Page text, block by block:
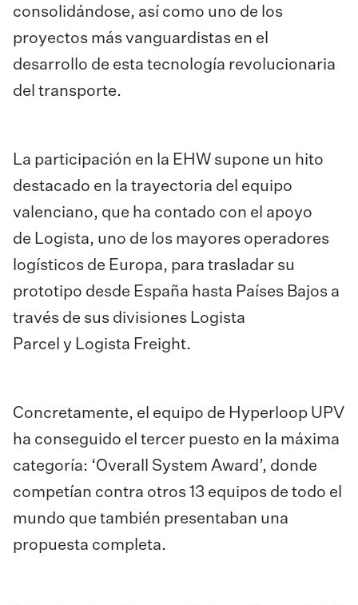
consolidándose, así como uno de los
proyectos más vanguardistas en el
desarrollo de esta tecnología revolucionaria
del transporte.
La participación en la EHW supone un hito
destacado en la trayectoria del equipo
valenciano, que ha contado con el apoyo
de Logista, uno de los mayores operadores
logísticos de Europa, para trasladar su
prototipo desde España hasta Países Bajos a
través de sus divisiones Logista
Parcel y Logista Freight.
Concretamente, el equipo de Hyperloop UPV
ha conseguido el tercer puesto en la máxima
categoría: ‘Overall System Award’, donde
competían contra otros 13 equipos de todo el
mundo que también presentaban una
propuesta completa.